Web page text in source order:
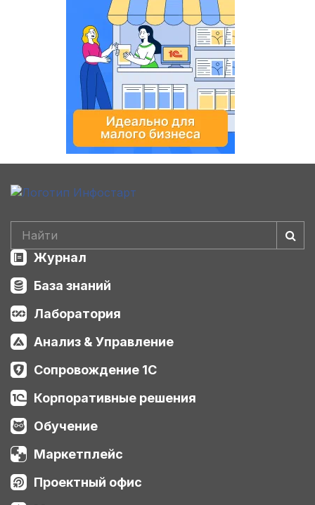
Журнал
База знаний
Лаборатория
Анализ & Управление
Сопровождение 1С
Корпоративные решения
Обучение
Маркетплейс
Проектный офис